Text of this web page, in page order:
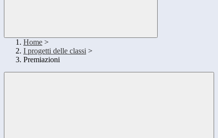
Home >
I progetti delle classi >
Premiazioni